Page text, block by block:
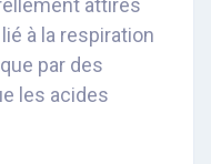
attirés
à la respiration
par des
les acides